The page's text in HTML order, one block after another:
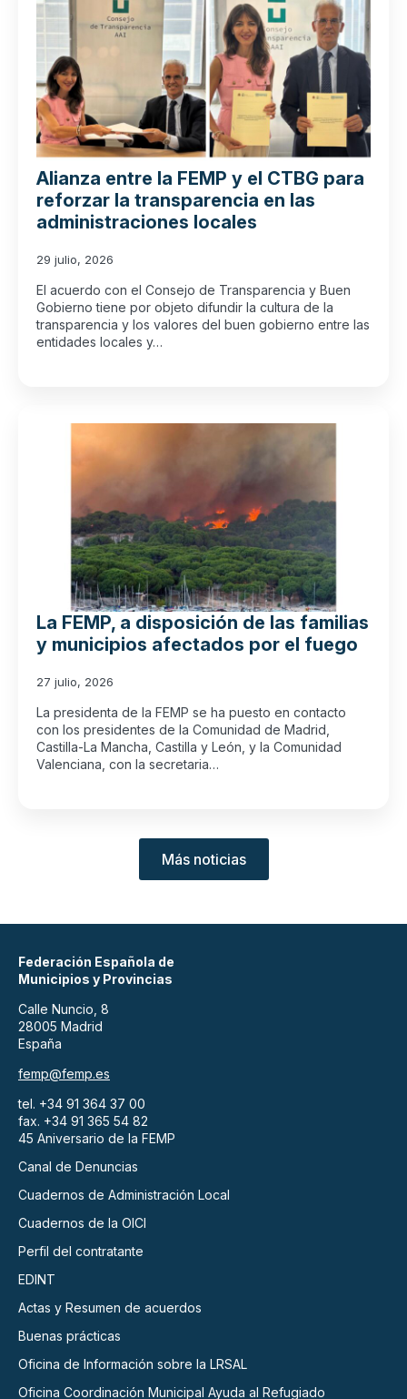
Alianza entre la FEMP y el CTBG para
reforzar la transparencia en las
administraciones locales
29 julio, 2026
El acuerdo con el Consejo de Transparencia y Buen
Gobierno tiene por objeto difundir la cultura de la
transparencia y los valores del buen gobierno entre las
entidades locales y…
La FEMP, a disposición de las familias
y municipios afectados por el fuego
27 julio, 2026
La presidenta de la FEMP se ha puesto en contacto
con los presidentes de la Comunidad de Madrid,
Castilla-La Mancha, Castilla y León, y la Comunidad
Valenciana, con la secretaria…
Más noticias
Federación Española de
Municipios y Provincias
Calle Nuncio, 8
28005 Madrid
España
femp@femp.es
tel. +34 91 364 37 00
fax. +34 91 365 54 82
45 Aniversario de la FEMP
Canal de Denuncias
Cuadernos de Administración Local
Cuadernos de la OICI
Perfil del contratante
EDINT
Actas y Resumen de acuerdos
Buenas prácticas
Oficina de Información sobre la LRSAL
Oficina Coordinación Municipal Ayuda al Refugiado